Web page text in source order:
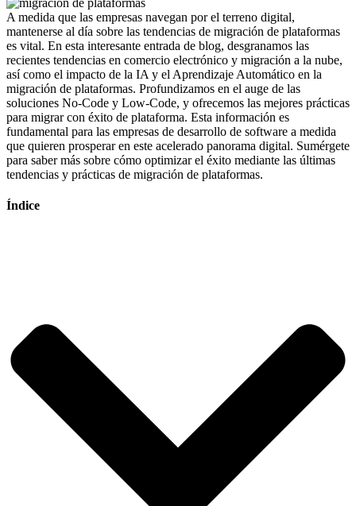
A medida que las empresas navegan por el terreno digital,
mantenerse al día sobre las tendencias de migración de plataformas
es vital. En esta interesante entrada de blog, desgranamos las
recientes tendencias en comercio electrónico y migración a la nube,
así como el impacto de la IA y el Aprendizaje Automático en la
migración de plataformas. Profundizamos en el auge de las
soluciones No-Code y Low-Code, y ofrecemos las mejores prácticas
para migrar con éxito de plataforma. Esta información es
fundamental para las empresas de desarrollo de software a medida
que quieren prosperar en este acelerado panorama digital. Sumérgete
para saber más sobre cómo optimizar el éxito mediante las últimas
tendencias y prácticas de migración de plataformas.
Índice